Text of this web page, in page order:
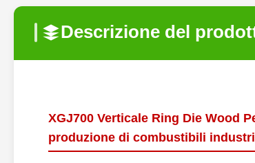
Descrizione del
XGJ700 Verticale Ring Die Wood
produzione di combustibili